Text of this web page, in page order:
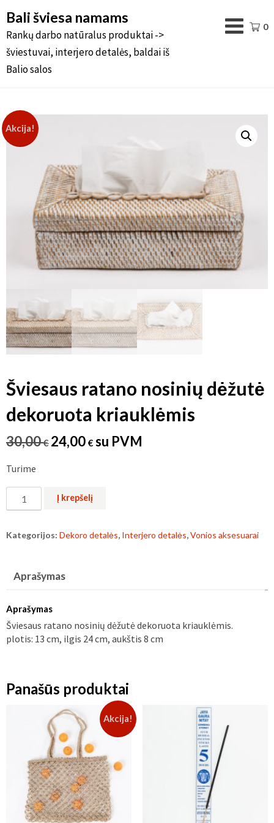
Bali šviesa namams
Rankų darbo natūralus produktai ->
šviestuvai, interjero detalės, baldai iš
Balio salos
0
Akcija!
Šviesaus ratano nosinių dėžutė
dekoruota kriauklėmis
30,00€ Original
30,00 €.
24,00 € Current
su PVM
Turime
produkto
kiekis:
ratano
dėžutė
Į krepšelį
Kategorijos: Dekoro detalės, Interjero detalės,Vonios aksesuarai
Aprašymas
Aprašymas
Šviesaus ratano nosinių dėžutė dekoruota kriauklėmis.
plotis: 13 cm, ilgis 24 cm, aukštis 8 cm
Panašūs produktai
Akcija!